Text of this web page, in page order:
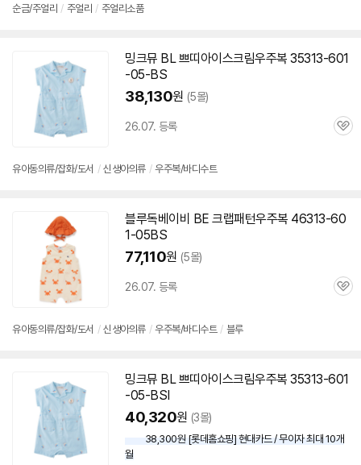
순금/주얼리 / 주얼리 / 주얼리소품
밍크뮤 BL 쁘띠아이스크림우주복 35313-601
-05-BS
38,130원 (5몰)
26.07. 등록
관
유아동의류/잡화/도서 / 신생아의류 / 우주복/바디수트
블루독베이비 BE 크랩패턴우주복 46313-60
1-05BS
77,110원 (5몰)
26.07. 등록
관
유아동의류/잡화/도서 / 신생아의류 / 우주복/바디수트 / 블루
밍크뮤 BL 쁘띠아이스크림우주복 35313-601
-05-BSI
40,320원 (3몰)
38,300원 [롯데홈쇼핑] 현대카드 / 무이자 최대 10개
월